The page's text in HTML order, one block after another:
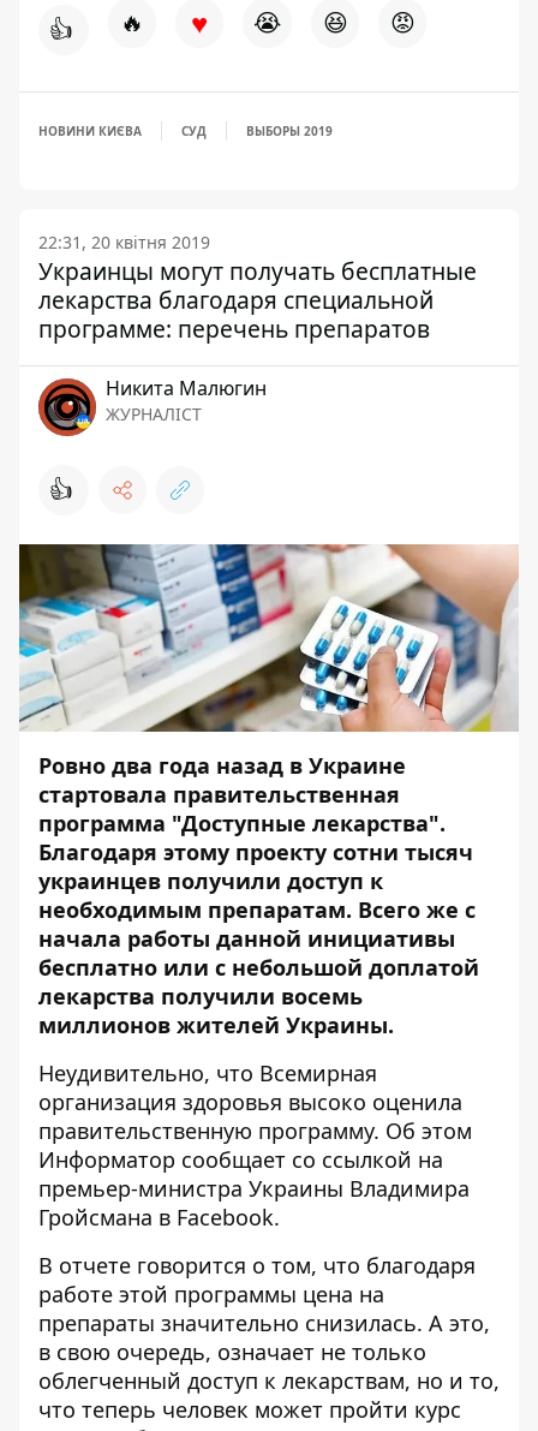
👍 🔥 ♥ 😭 😆 😡
НОВИНИ КИЄВА СУД ВЫБОРЫ 2019
22:31, 20 квітня 2019
Украинцы могут получать бесплатные
лекарства благодаря специальной
программе: перечень препаратов
Никита Малюгин
ЖУРНАЛІСТ
👍
Ровно два года назад в Украине
стартовала правительственная
программа "Доступные лекарства".
Благодаря этому проекту сотни тысяч
украинцев получили доступ к
необходимым препаратам. Всего же с
начала работы данной инициативы
бесплатно или с небольшой доплатой
лекарства получили восемь
миллионов жителей Украины.
Неудивительно, что Всемирная
организация здоровья высоко оценила
правительственную программу. Об этом
Информатор сообщает со ссылкой на
премьер-министра Украины Владимира
Гройсмана в Facebook.
В отчете говорится о том, что благодаря
работе этой программы цена на
препараты значительно снизилась. А это,
в свою очередь, означает не только
облегченный доступ к лекарствам, но и то,
что теперь человек может пройти курс